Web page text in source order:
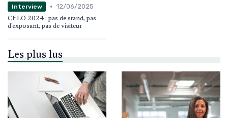
Interview • 12/06/2025
CELO 2024 : pas de stand, pas
d'exposant, pas de visiteur
Les plus lus